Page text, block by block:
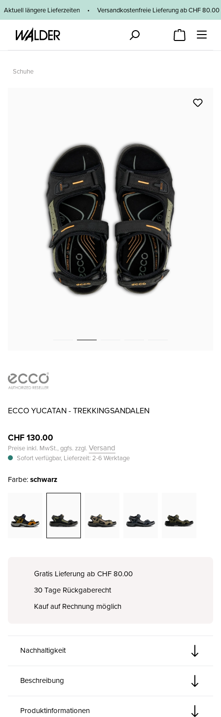
Zum Hauptinhalt springen
Aktuell längere Lieferzeiten • Versandkostenfreie Lieferung ab CHF
Schuhe
ECCO YUCATAN - TREKKINGSANDALEN
CHF 130.00
Preise inkl. MwSt., ggfs. zzgl. Versand
Sofort verfügbar, Lieferzeit: 2-6 Werktage
Farbe:schwarz
Gratis Lieferung ab CHF 80.00
30 Tage Rückgaberecht
Kauf auf Rechnung möglich
Nachhaltigkeit
Beschreibung
Produktinformationen